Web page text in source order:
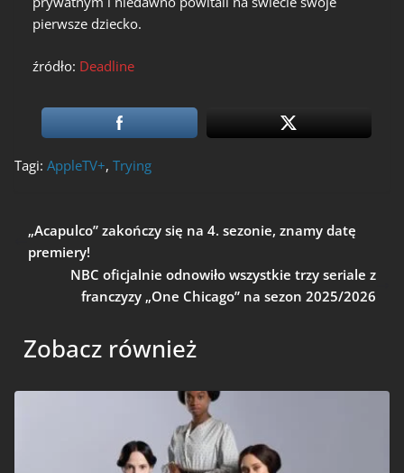
pierwsze dziecko.
źródło: Deadline
Tagi: AppleTV+, Trying
„Acapulco” zakończy się na 4. sezonie, znamy datę
premiery!
NBC oficjalnie odnowiło wszystkie trzy seriale z
franczyzy „One Chicago” na sezon 2025/2026
Zobacz również